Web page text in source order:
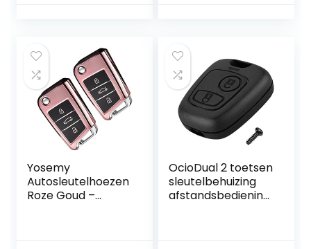
Yosemy
Autosleutelhoezen
Roze Goud –
OcioDual 2 toetsen
sleutelbehuizing
afstandsbediening